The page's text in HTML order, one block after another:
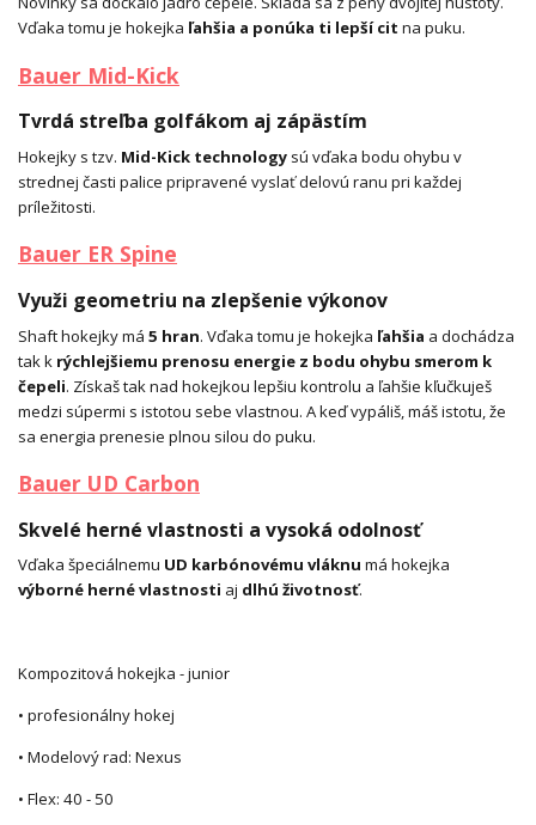
Vďaka tomu je hokejka ľahšia a ponúka ti lepší cit na puku.
Bauer Mid-Kick
Tvrdá streľba golfákom aj zápästím
Hokejky s tzv. Mid-Kick technology sú vďaka bodu ohybu v
strednej časti palice pripravené vyslať delovú ranu pri každej
príležitosti.
Bauer ER Spine
Využi geometriu na zlepšenie výkonov
Shaft hokejky má 5 hran. Vďaka tomu je hokejka ľahšia a dochádza
tak k rýchlejšiemu prenosu energie z bodu ohybu smerom k
čepeli. Získaš tak nad hokejkou lepšiu kontrolu a ľahšie kľučkuješ
medzi súpermi s istotou sebe vlastnou. A keď vypáliš, máš istotu, že
sa energia prenesie plnou silou do puku.
Bauer UD Carbon
Skvelé herné vlastnosti a vysoká odolnosť
Vďaka špeciálnemu UD karbónovému vláknu má hokejka
výborné herné vlastnosti aj dlhú životnosť.
Kompozitová hokejka - junior
• profesionálny hokej
• Modelový rad: Nexus
• Flex: 40 - 50